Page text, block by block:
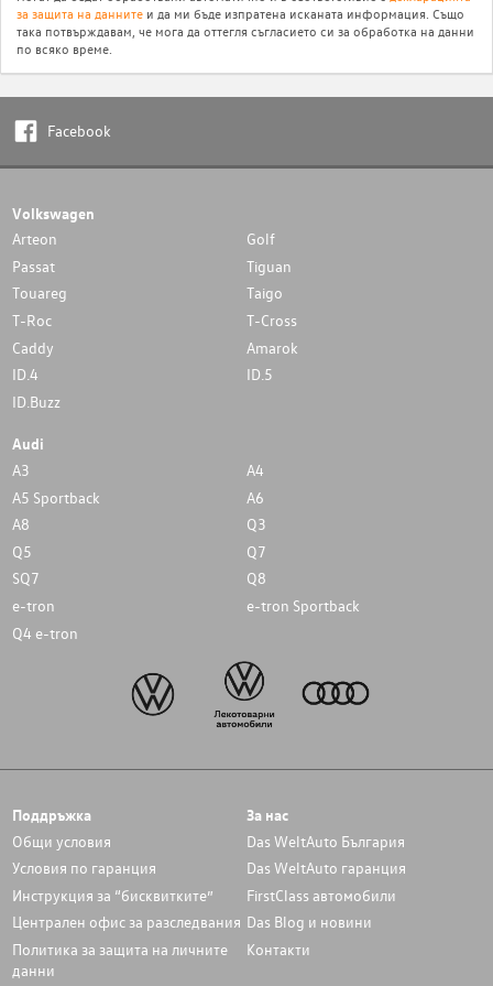
за защита на данните и да ми бъде изпратена исканата информация. Също
така потвърждавам, че мога да оттегля съгласието си за обработка на данни
по всяко време.
Facebook
Volkswagen
Arteon
Golf
Passat
Tiguan
Touareg
Taigo
T-Roc
T-Cross
Caddy
Amarok
ID.4
ID.5
ID.Buzz
Audi
A3
A4
A5 Sportback
A6
A8
Q3
Q5
Q7
SQ7
Q8
e-tron
e-tron Sportback
Q4 e-tron
Поддръжка
Общи условия
Условия по гаранция
Инструкция за “бисквитките”
Централен офис за разследвания
Политика за защита на личните
данни
За нас
Das WeltAuto България
Das WeltAuto гаранция
FirstClass автомобили
Das Blog и новини
Контакти